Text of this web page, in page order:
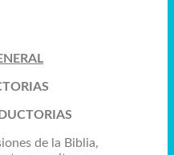
de la Biblia,